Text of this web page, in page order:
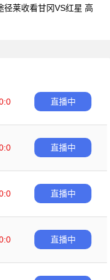
径莱收看甘冈VS红星 高
直播中
直播中
直播中
直播中